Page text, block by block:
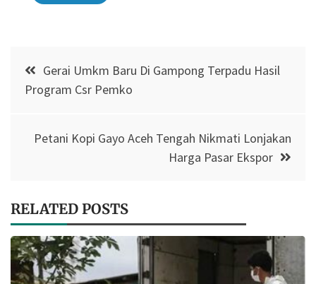
Post
navigation
Gerai Umkm Baru Di Gampong Terpadu Hasil
Program Csr Pemko
Petani Kopi Gayo Aceh Tengah Nikmati Lonjakan
Harga Pasar Ekspor
RELATED POSTS